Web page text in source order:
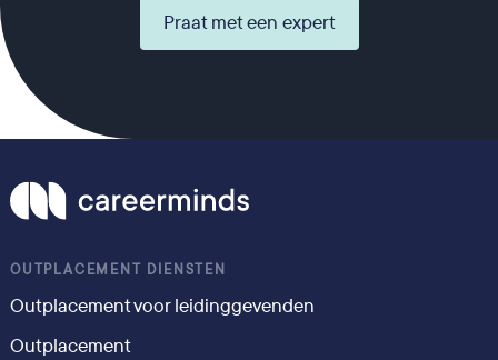
Praat met een expert
OUTPLACEMENT DIENSTEN
Outplacement voor leidinggevenden
Outplacement